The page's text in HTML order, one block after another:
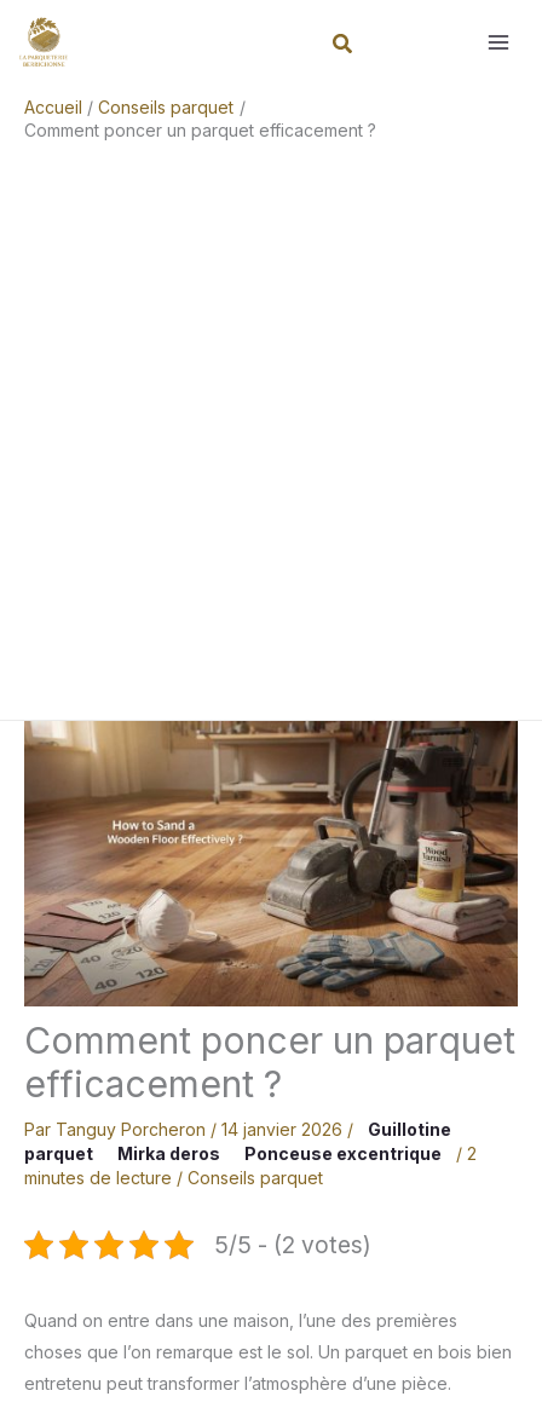
Accueil
Conseils parquet
Comment poncer un parquet efficacement ?
Comment poncer un parquet
efficacement ?
Par Tanguy Porcheron / 14 janvier 2026 /
Guillotine
parquet
Mirka deros Ponceuse excentrique / 2
minutes de lecture / Conseils parquet
5/5 - (2 votes)
Quand on entre dans une maison, l’une des premières
choses que l’on remarque est le sol. Un parquet en bois bien
entretenu peut transformer l’atmosphère d’une pièce.
Rechercher